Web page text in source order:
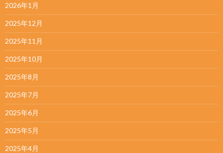
2026年1月
2025年12月
2025年11月
2025年10月
2025年8月
2025年7月
2025年6月
2025年5月
2025年4月